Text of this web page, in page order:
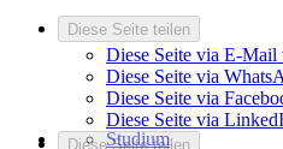
Diese Seite teilen
Diese Seite via E-Mail
Diese Seite via
Diese Seite via
Diese Seite via
Diese Seite teilen
Studium